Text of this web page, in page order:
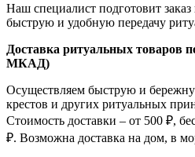
Наш специалист подготовит
быструю и удобную передачу
Доставка ритуальных товаров
МКАД)
Осуществляем быструю и
крестов и других ритуальных
Стоимость доставки – от 500 ₽,
₽. Возможна доставка на дом, в